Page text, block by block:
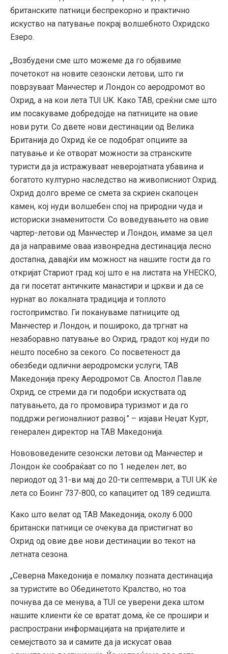
британските патници беспрекорно и практично
искуство на патување покрај волшебното Охридско
Езеро.
„Возбудени сме што можеме да го објавиме
почетокот на новите сезонски летови, што ги
поврзуваат Манчестер и Лондон со аеродромот во
Охрид, а на кои лета TUI UK. Како ТАВ, среќни сме што
им посакуваме добредојде на патниците на овие
нови рути. Со двете нови дестинации од Велика
Британија до Охрид ќе се подобрат опциите за
патување и ќе отворат можности за странските
туристи да ја истражуваат неверојатната убавина и
богатото културно наследство на живописниот Охрид.
Охрид долго време се смета за скриен скапоцен
камен, кој нуди волшебен спој на природни чуда и
историски знаменитости. Со воведувањето на овие
чартер-летови од Манчестер и Лондон, имаме за цел
да ја направиме оваа извонредна дестинација лесно
достапна, давајќи им можност на нашите гости да го
откријат Стариот град кој што е на листата на УНЕСКО,
да ги посетат античките манастири и цркви и да се
нурнат во локалната традиција и топлото
гостопримство. Ги покануваме патниците од
Манчестер и Лондон, и пошироко, да тргнат на
незаборавно патување во Охрид, градот кој нуди по
нешто посебно за секого. Со посветеност да
обезбеди одлични аеродромски услуги, ТАВ
Македонија преку Аеродромот Св. Апостол Павле
Охрид, се стреми да ги подобри искуствата од
патувањето, да го промовира туризмот и да го
поддржи регионалниот развој.” – изјави Неџат Курт,
генерален директор на ТАВ Македонија.
Новововедените сезонски летови од Манчестер и
Лондон ќе сообраќаат со по 1 неделен лет, во
периодот од 31-ви мај до 20-ти септември, а TUI UK ќе
лета со Боинг 737-800, со капацитет од 189 седишта.
Како што велат од ТАВ Македонија, околу 6.000
британски патници се очекува да пристигнат во
Охрид од овие две нови дестинации во текот на
летната сезона.
„Северна Македонија е помалку позната дестинација
за туристите во Обединетото Кралство, но тоа
почнува да се менува, а TUI се уверени дека штом
нашите клиенти ќе се вратат дома, ќе се прошири и
распространи информацијата на пријателите и
семејството за и самите да ја искусат оваа